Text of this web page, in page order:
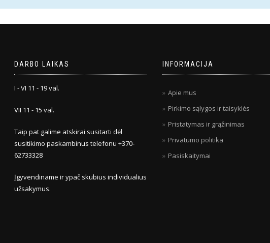
DARBO LAIKAS
I - VI 11 - 19 val.
VII 11 - 15 val.
Taip pat galime atskirai susitarti dėl
susitikimo paskambinus telefonu +370-
62733328
Įgyvendiname ir ypač skubius individualius
užsakymus.
INFORMACIJA
Apie mus
Pirkimo sąlygos ir taisyklės
Pristatymas ir grąžinimas
Privatumo politika
Pasiskaitymai